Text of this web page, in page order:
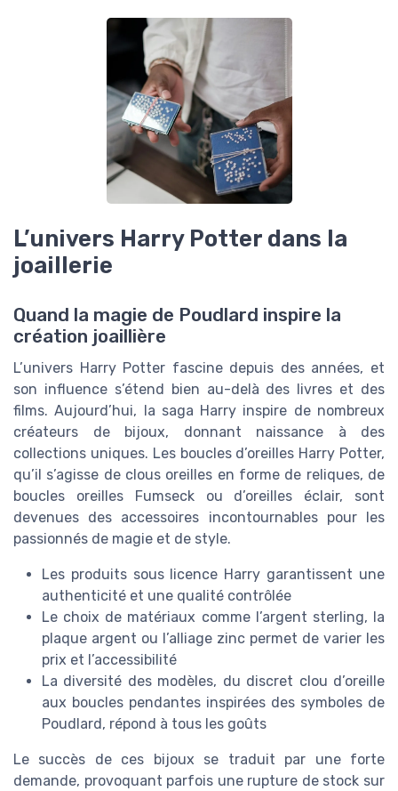
L’univers Harry Potter dans la
joaillerie
Quand la magie de Poudlard inspire la
création joaillière
L’univers Harry Potter fascine depuis des années, et
son influence s’étend bien au-delà des livres et des
films. Aujourd’hui, la saga Harry inspire de nombreux
créateurs de bijoux, donnant naissance à des
collections uniques. Les boucles d’oreilles Harry Potter,
qu’il s’agisse de clous oreilles en forme de reliques, de
boucles oreilles Fumseck ou d’oreilles éclair, sont
devenues des accessoires incontournables pour les
passionnés de magie et de style.
Les produits sous licence Harry garantissent une
authenticité et une qualité contrôlée
Le choix de matériaux comme l’argent sterling, la
plaque argent ou l’alliage zinc permet de varier les
prix et l’accessibilité
La diversité des modèles, du discret clou d’oreille
aux boucles pendantes inspirées des symboles de
Poudlard, répond à tous les goûts
Le succès de ces bijoux se traduit par une forte
demande, provoquant parfois une rupture de stock sur